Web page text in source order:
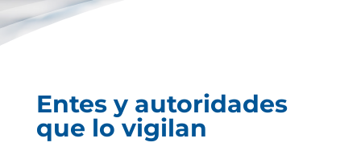
Entes y autoridades
que lo vigilan